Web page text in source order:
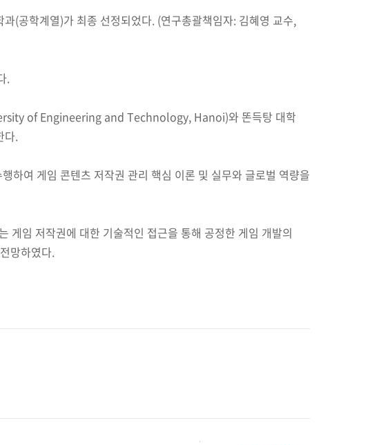
(공학계열)가 최종 선정되었다. (연구총괄책임자: 김혜영 교수,
.
of Engineering and Technology, Hanoi)와 똔득탕 대학
다.
하여 게임 콘텐츠 저작권 관리 핵심 이론 및 실무와 글로벌 역량을
게임 저작권에 대한 기술적인 접근을 통해 공정한 게임 개발의
망하였다.